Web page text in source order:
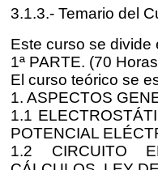
3.1.3.- Temario del
Este curso se divide
1ª PARTE. (70
El curso teórico se
1. ASPECTOS
1.1
POTENCIAL
1.2 CIRCUITO